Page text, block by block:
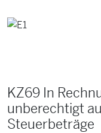
KZ69 In
unberechtigt
Steuerbeträge